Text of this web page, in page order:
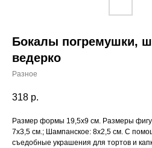
Бокалы погремушки,
ведерко
Разное
318 р.
Размер формы 19,5x9 cм. Размеры
7x3,5 см.; Шампанское: 8x2,5 см. С
съедобные украшения для тортов и